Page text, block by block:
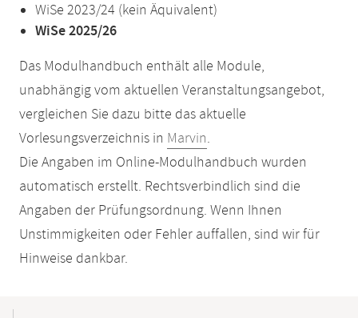
WiSe 2023/24 (kein Äquivalent)
WiSe 2025/26
Das Modulhandbuch enthält alle Module,
unabhängig vom aktuellen Veranstaltungsangebot,
vergleichen Sie dazu bitte das aktuelle
Vorlesungsverzeichnis in Marvin.
Die Angaben im Online-Modulhandbuch wurden
automatisch erstellt. Rechtsverbindlich sind die
Angaben der Prüfungsordnung. Wenn Ihnen
Unstimmigkeiten oder Fehler auffallen, sind wir für
Hinweise dankbar.